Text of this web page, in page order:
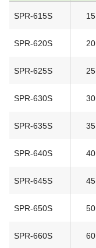
SPR-615S 15
SPR-620S 20
SPR-625S 25
SPR-630S 30
SPR-635S 35
SPR-640S 40
SPR-645S 45
SPR-650S 50
SPR-660S 60